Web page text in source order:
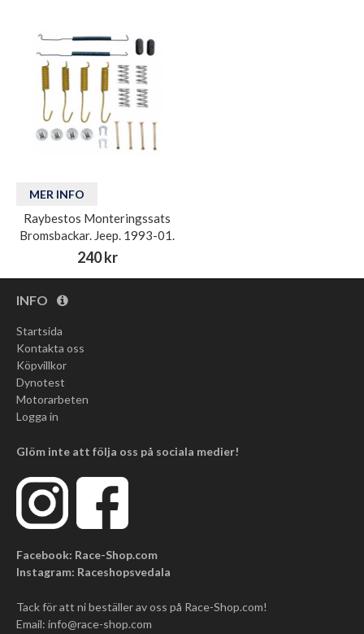
MER INFO
Raybestos Monteringssats
Bromsbackar. Jeep. 1993-01.
240 kr
INFO
Startsida
Kontakta oss
Köpvillkor
Dynotest
Motorarbeten
Logga in
Glöm inte att följa oss på sociala medier!
Facebook: Race-Shop.com
Instagram: Raceshopsvedala
Tack för att ni beställer av oss på Race-Shop.com!
Email: info@race-shop.com